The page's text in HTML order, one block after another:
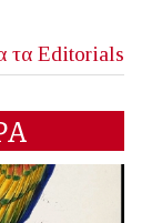
τα Editorials